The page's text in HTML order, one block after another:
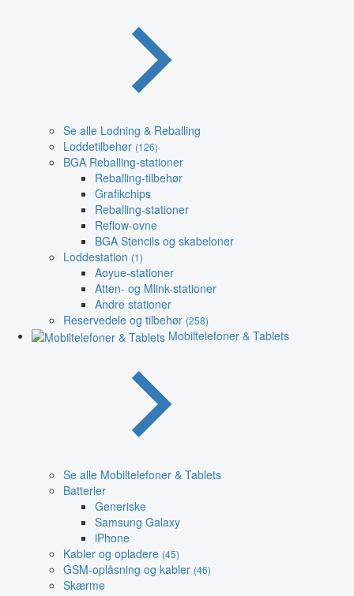
Se alle Lodning & Reballing
Loddetilbehør (126)
BGA Reballing-stationer
Reballing-tilbehør
Grafikchips
Reballing-stationer
Reflow-ovne
BGA Stencils og skabeloner
Loddestation (1)
Aoyue-stationer
Atten- og Mlink-stationer
Andre stationer
Reservedele og tilbehør (258)
Mobiltelefoner & Tablets
Se alle Mobiltelefoner & Tablets
Batterier
Generiske
Samsung Galaxy
iPhone
Kabler og opladere (45)
GSM-oplåsning og kabler (46)
Skærme